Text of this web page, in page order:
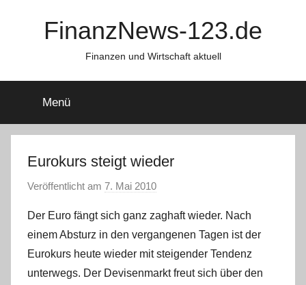
FinanzNews-123.de
Finanzen und Wirtschaft aktuell
Menü
Eurokurs steigt wieder
Veröffentlicht am 7. Mai 2010
n
C
h
r
Der Euro fängt sich ganz zaghaft wieder. Nach
einem Absturz in den vergangenen Tagen ist der
Eurokurs heute wieder mit steigender Tendenz
unterwegs. Der Devisenmarkt freut sich über den